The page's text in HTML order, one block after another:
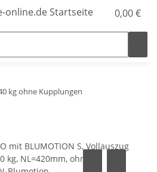
0,00 €
kg ohne Kupplungen